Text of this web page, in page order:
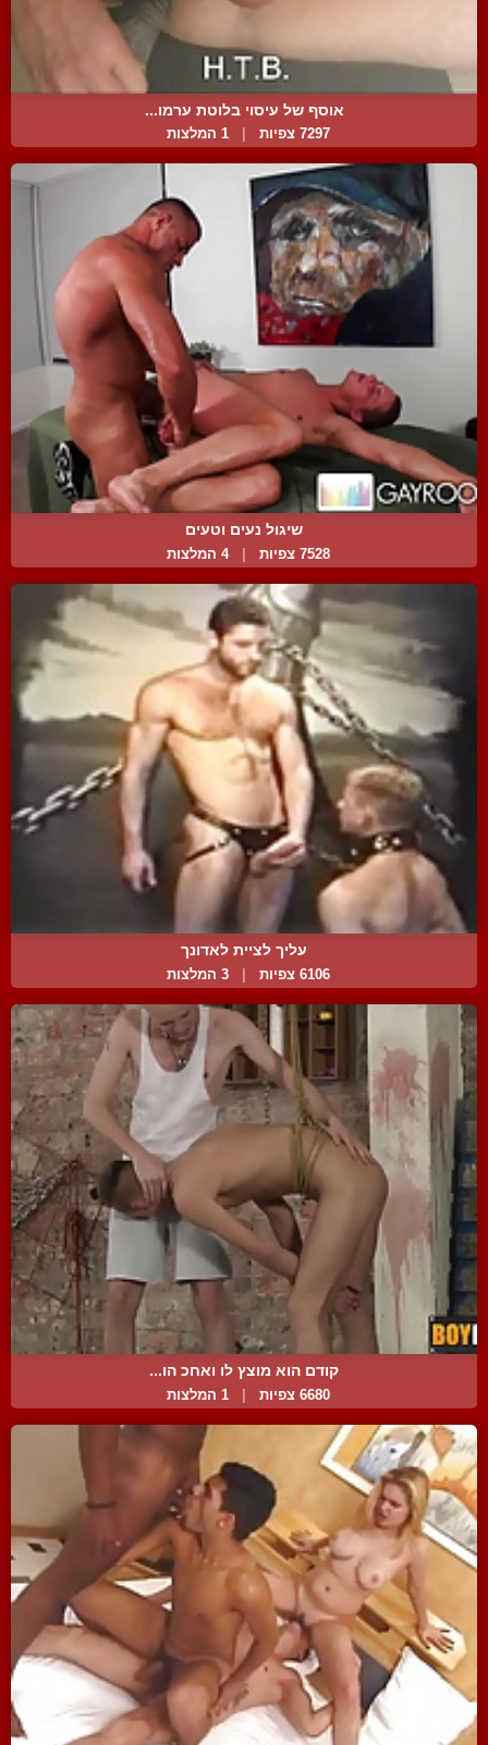
אוסף של עיסוי בלוטת ערמו...
7297 צפיות 1 המלצות
שיגול נעים וטעים
7528 צפיות 4 המלצות
עליך לציית לאדונך
6106 צפיות 3 המלצות
קודם הוא מוצץ לו ואחכ הו...
6680 צפיות | 1 המלצות